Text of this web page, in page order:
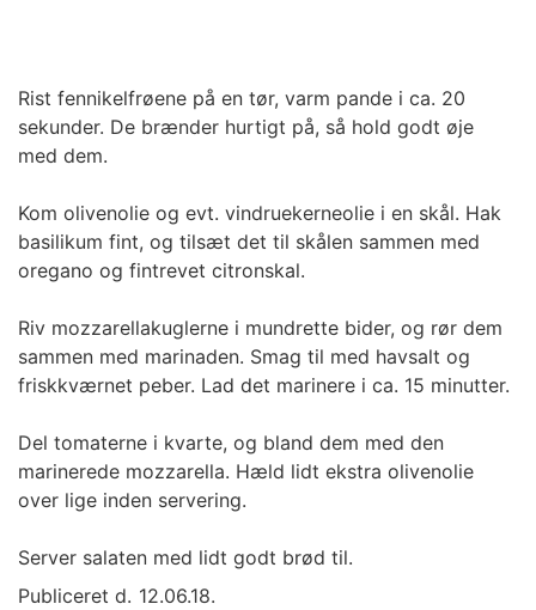
Rist fennikelfrøene på en tør, varm pande i ca. 20
sekunder. De brænder hurtigt på, så hold godt øje
med dem.
Kom olivenolie og evt. vindruekerneolie i en skål. Hak
basilikum fint, og tilsæt det til skålen sammen med
oregano og fintrevet citronskal.
Riv mozzarellakuglerne i mundrette bider, og rør dem
sammen med marinaden. Smag til med havsalt og
friskkværnet peber. Lad det marinere i ca. 15 minutter.
Del tomaterne i kvarte, og bland dem med den
marinerede mozzarella. Hæld lidt ekstra olivenolie
over lige inden servering.
Server salaten med lidt godt brød til.
Publiceret d. 12.06.18.